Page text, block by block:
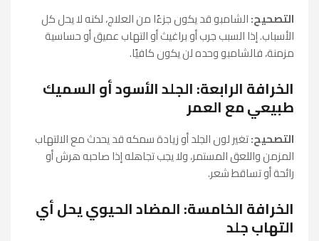
التصحيح:الشامبو قد يكون جزءًا من العلاج، لكنه لا يحل كل
الأسباب. إذا السبب جرب أو براغيث أو التهاب عميق أو حساسية
مزمنة، فالشامبو وحده لن يكون كافيًا.
الخرافة الرابعة: الجلد الأسود أو السميك
طبيعي مع العمر
التصحيح:تغير لون الجلد أو زيادة سمكه قد يحدث مع الالتهاب
المزمن واللعق المستمر، ولا يجب تجاهله إذا صاحبه هرش أو
رائحة أو تساقط شعر.
الخرافة الخامسة: المضاد الحيوي يحل أي
التهاب جلد